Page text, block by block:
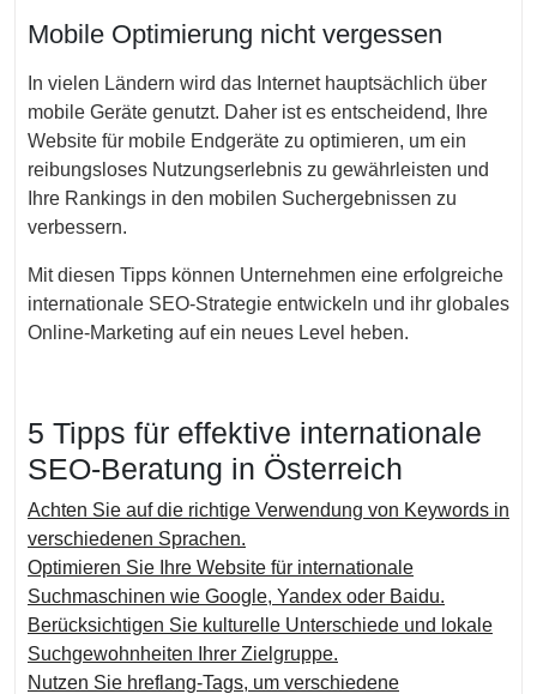
Mobile Optimierung nicht vergessen
In vielen Ländern wird das Internet hauptsächlich über
mobile Geräte genutzt. Daher ist es entscheidend, Ihre
Website für mobile Endgeräte zu optimieren, um ein
reibungsloses Nutzungserlebnis zu gewährleisten und
Ihre Rankings in den mobilen Suchergebnissen zu
verbessern.
Mit diesen Tipps können Unternehmen eine erfolgreiche
internationale SEO-Strategie entwickeln und ihr globales
Online-Marketing auf ein neues Level heben.
5 Tipps für effektive internationale
SEO-Beratung in Österreich
Achten Sie auf die richtige Verwendung von Keywords in
verschiedenen Sprachen.
Optimieren Sie Ihre Website für internationale
Suchmaschinen wie Google, Yandex oder Baidu.
Berücksichtigen Sie kulturelle Unterschiede und lokale
Suchgewohnheiten Ihrer Zielgruppe.
Nutzen Sie hreflang-Tags, um verschiedene